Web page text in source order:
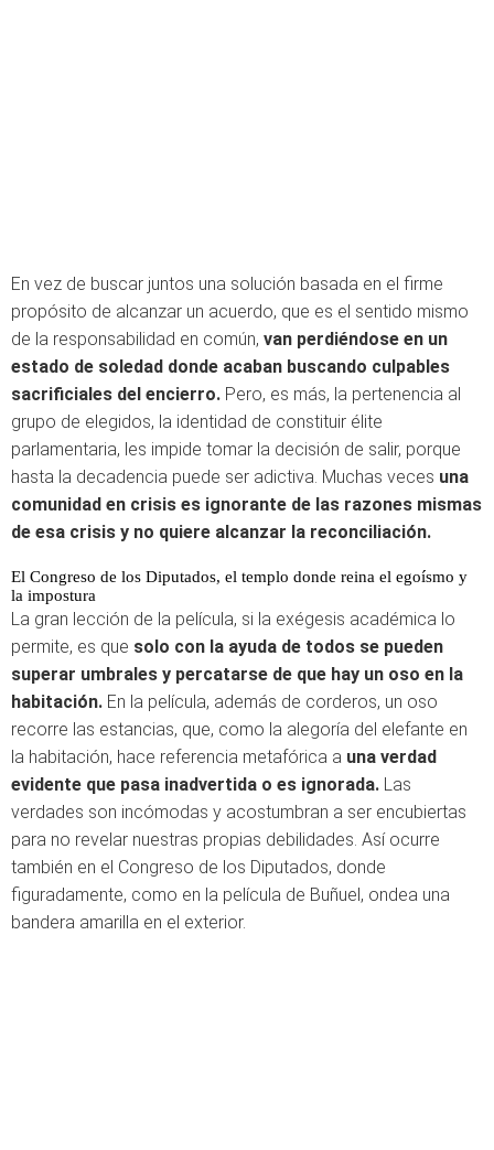
En vez de buscar juntos una solución basada en el firme
propósito de alcanzar un acuerdo, que es el sentido mismo
de la responsabilidad en común, van perdiéndose en un
estado de soledad donde acaban buscando culpables
sacrificiales del encierro. Pero, es más, la pertenencia al
grupo de elegidos, la identidad de constituir élite
parlamentaria, les impide tomar la decisión de salir, porque
hasta la decadencia puede ser adictiva. Muchas veces una
comunidad en crisis es ignorante de las razones mismas
de esa crisis y no quiere alcanzar la reconciliación.
El Congreso de los Diputados, el templo donde reina el egoísmo y
la impostura
La gran lección de la película, si la exégesis académica lo
permite, es que solo con la ayuda de todos se pueden
superar umbrales y percatarse de que hay un oso en la
habitación. En la película, además de corderos, un oso
recorre las estancias, que, como la alegoría del elefante en
la habitación, hace referencia metafórica a una verdad
evidente que pasa inadvertida o es ignorada. Las
verdades son incómodas y acostumbran a ser encubiertas
para no revelar nuestras propias debilidades. Así ocurre
también en el Congreso de los Diputados, donde
figuradamente, como en la película de Buñuel, ondea una
bandera amarilla en el exterior.